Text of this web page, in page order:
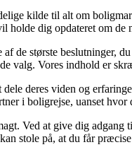
kilde til alt om
dig opdateret om de
de største beslutninger,
valg. Vores indhold er
dele deres viden og
i boligrejse, uanset hvor
Ved at give dig adgang
stole på, at du får